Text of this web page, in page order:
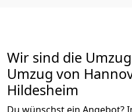
Wir sind die
Umzug von
Hildesheim